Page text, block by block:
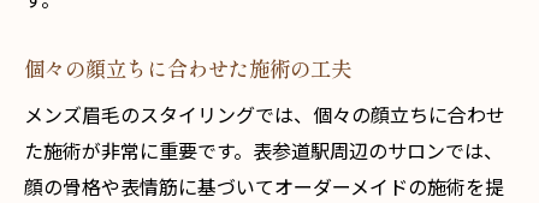
個々の顔立ちに合わせた施術の工夫
メンズ眉毛のスタイリングでは、個々の顔立ちに合わせ
た施術が非常に重要です。表参道駅周辺のサロンでは、
顔の骨格や表情筋に基づいてオーダーメイドの施術を提